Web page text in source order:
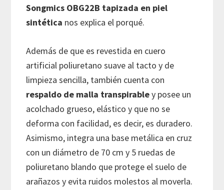
Songmics OBG22B tapizada en piel
sintética nos explica el porqué.
Además de que es revestida en cuero
artificial poliuretano suave al tacto y de
limpieza sencilla, también cuenta con
respaldo de malla transpirabley posee un
acolchado grueso, elástico y que no se
deforma con facilidad, es decir, es duradero.
Asimismo, integra una base metálica en cruz
con un diámetro de 70 cm y 5 ruedas de
poliuretano blando que protege el suelo de
arañazos y evita ruidos molestos al moverla.